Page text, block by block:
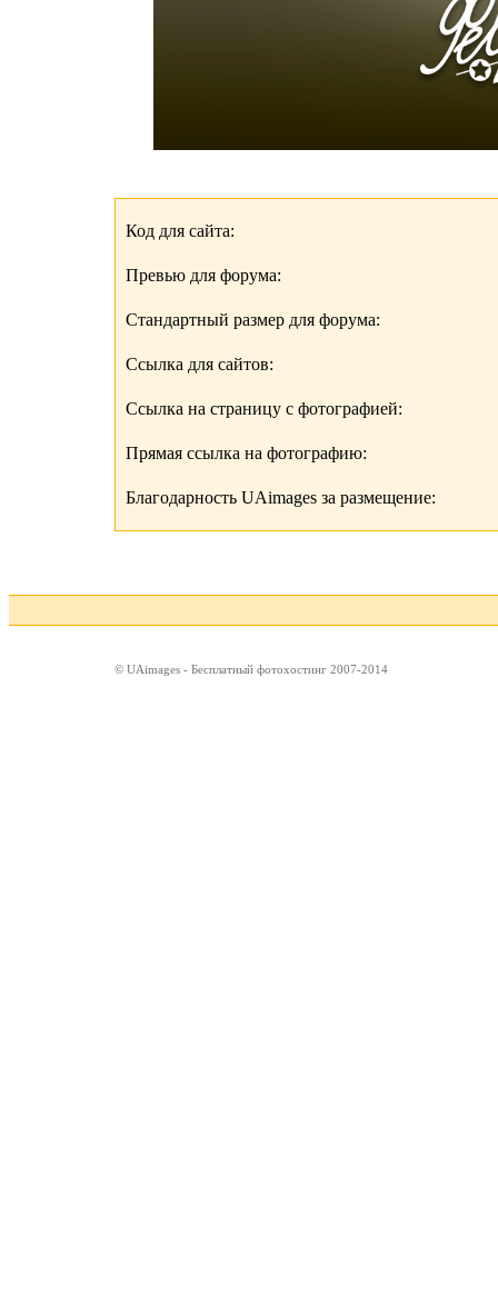
Код для сайта:
Превью для форума:
Стандартный размер для форума:
Ссылка для сайтов:
Ссылка на страницу с фотографией:
Прямая ссылка на фотографию:
Благодарность UAimages за размещение:
© UAimages - Бесплатный фотохостинг 2007-2014